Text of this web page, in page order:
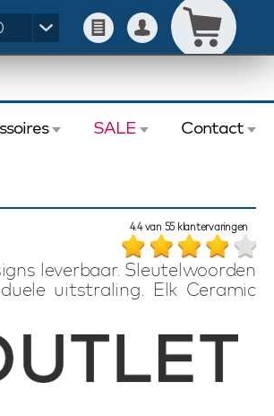
SALE Contact
4.4van 55 klantervaringen
leverbaar. Sleutelwoorden
uitstraling. Elk Ceramic
of gehard mineraalglas
keramiek wordt een
Ceramic herenhorloge is per
wordt geleverd in een